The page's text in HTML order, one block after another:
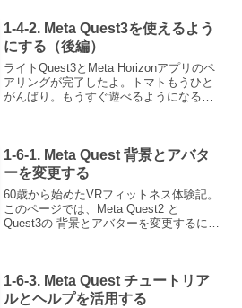
1-4-2. Meta Quest3を使えるよう
にする（後編）
ライトQuest3とMeta Horizonアプリのペ
アリングが完了したよ。トマトもうひと
がんばり。もうすぐ遊べるようになる
1-6-1. Meta Quest 背景とアバタ
ーを変更する
60歳から始めたVRフィットネス体験記。
このページでは、Meta Quest2 と
Quest3の 背景とアバターを変更するにつ
1-6-3. Meta Quest チュートリア
ルとヘルプを活用する